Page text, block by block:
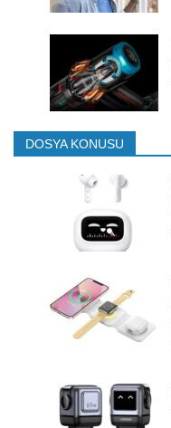
DOSYA KONUSU